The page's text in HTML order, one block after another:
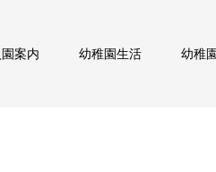
案内 幼稚園生活 幼稚